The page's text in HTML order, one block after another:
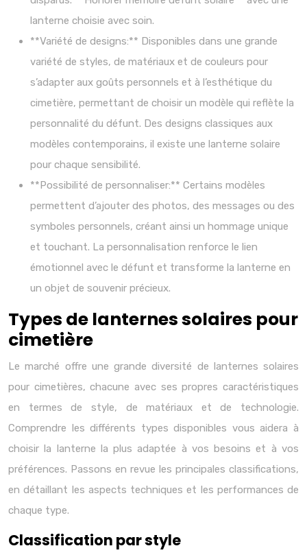
lanterne choisie avec soin.
**Variété de designs:** Disponibles dans une grande
variété de styles, de matériaux et de couleurs pour
s’adapter aux goûts personnels et à l’esthétique du
cimetière, permettant de choisir un modèle qui reflète la
personnalité du défunt. Des designs classiques aux
modèles contemporains, il existe une lanterne solaire
pour chaque sensibilité.
**Possibilité de personnaliser:** Certains modèles
permettent d’ajouter des photos, des messages ou des
symboles personnels, créant ainsi un hommage unique
et touchant. La personnalisation renforce le lien
émotionnel avec le défunt et transforme la lanterne en
un objet de souvenir précieux.
Types de lanternes solaires pour
cimetière
Le marché offre une grande diversité de lanternes solaires
pour cimetières, chacune avec ses propres caractéristiques
en termes de style, de matériaux et de technologie.
Comprendre les différents types disponibles vous aidera à
choisir la lanterne la plus adaptée à vos besoins et à vos
préférences. Passons en revue les principales classifications,
en détaillant les aspects techniques et les performances de
chaque type.
Classification par style